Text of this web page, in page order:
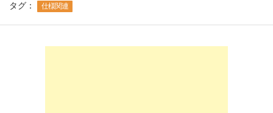
タグ： 仕様関連